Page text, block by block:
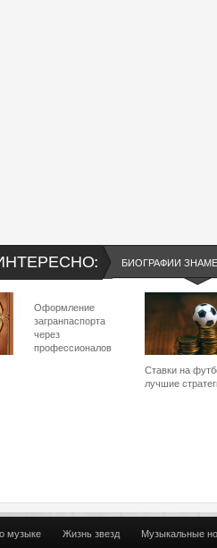
БИОГРАФИИ
Оформление
загранпаспорта
через
профессионалов
Ставки на
лучшие
музыке Жизнь звезд Музыкальные